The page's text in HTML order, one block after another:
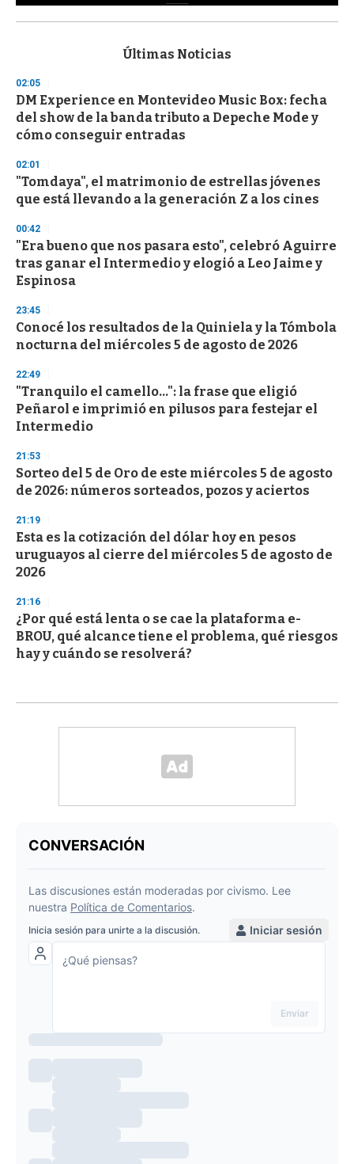
s
d
s
o
f
3
s
e
o
d
s
Últimas Noticias
02:05
DM Experience en Montevideo Music Box: fecha
del show de la banda tributo a Depeche Mode y
cómo conseguir entradas
02:01
"Tomdaya", el matrimonio de estrellas jóvenes
que está llevando a la generación Z a los cines
00:42
"Era bueno que nos pasara esto", celebró Aguirre
tras ganar el Intermedio y elogió a Leo Jaime y
Espinosa
23:45
Conocé los resultados de la Quiniela y la Tómbola
nocturna del miércoles 5 de agosto de 2026
22:49
"Tranquilo el camello...": la frase que eligió
Peñarol e imprimió en pilusos para festejar el
Intermedio
21:53
Sorteo del 5 de Oro de este miércoles 5 de agosto
de 2026: números sorteados, pozos y aciertos
21:19
Esta es la cotización del dólar hoy en pesos
uruguayos al cierre del miércoles 5 de agosto de
2026
21:16
¿Por qué está lenta o se cae la plataforma e-
BROU, qué alcance tiene el problema, qué riesgos
hay y cuándo se resolverá?